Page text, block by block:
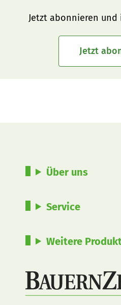
Jetzt abonnieren
Jetzt
Über uns
Service
Weitere